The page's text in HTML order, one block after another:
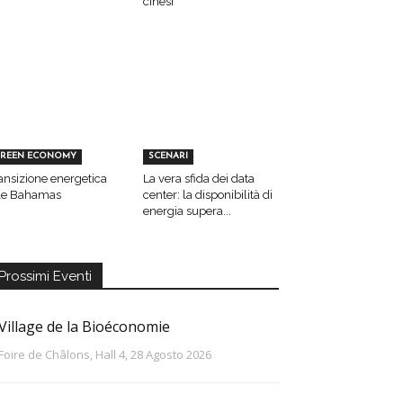
ECONOMY
energetica
Bahamas
SCENARI
La vera sfida dei data
center: la disponibilità di
energia supera...
Eventi
de la Bioéconomie
Foire de Châlons, Hall 4, 28 Agosto 2026